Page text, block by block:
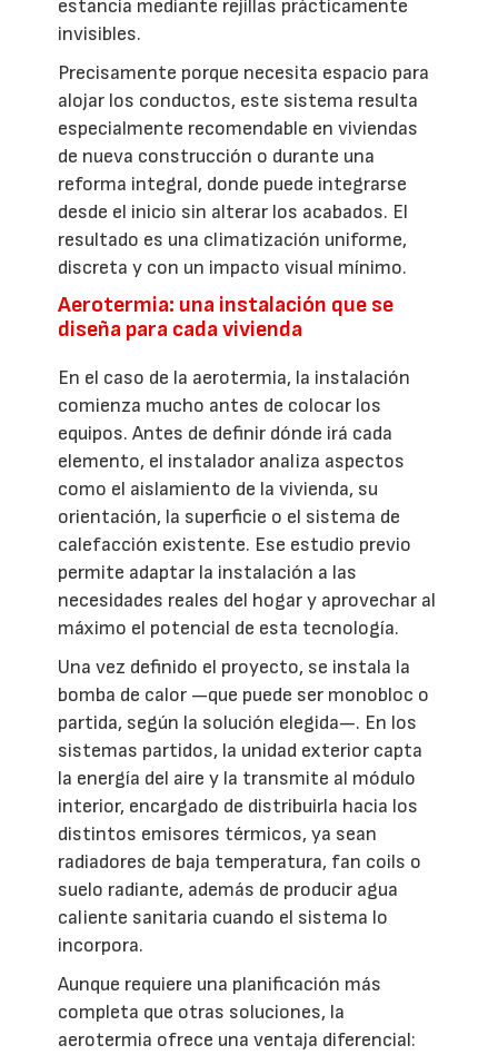
estancia mediante rejillas prácticamente
invisibles.
Precisamente porque necesita espacio para
alojar los conductos, este sistema resulta
especialmente recomendable en viviendas
de nueva construcción o durante una
reforma integral, donde puede integrarse
desde el inicio sin alterar los acabados. El
resultado es una climatización uniforme,
discreta y con un impacto visual mínimo.
Aerotermia: una instalación que se
diseña para cada vivienda
En el caso de la aerotermia, la instalación
comienza mucho antes de colocar los
equipos. Antes de definir dónde irá cada
elemento, el instalador analiza aspectos
como el aislamiento de la vivienda, su
orientación, la superficie o el sistema de
calefacción existente. Ese estudio previo
permite adaptar la instalación a las
necesidades reales del hogar y aprovechar al
máximo el potencial de esta tecnología.
Una vez definido el proyecto, se instala la
bomba de calor —que puede ser monobloc o
partida, según la solución elegida—. En los
sistemas partidos, la unidad exterior capta
la energía del aire y la transmite al módulo
interior, encargado de distribuirla hacia los
distintos emisores térmicos, ya sean
radiadores de baja temperatura, fan coils o
suelo radiante, además de producir agua
caliente sanitaria cuando el sistema lo
incorpora.
Aunque requiere una planificación más
completa que otras soluciones, la
aerotermia ofrece una ventaja diferencial: